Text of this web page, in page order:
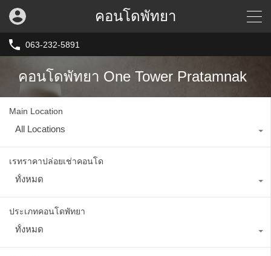
คอนโดพัทยา
063-232-5891
คอนโดพัทยา One Tower Pratamnak
Main Location
All Locations
เรทราคาปล่อยเช่าคอนโด
ทั้งหมด
ประเภทคอนโดพัทยา
ทั้งหมด